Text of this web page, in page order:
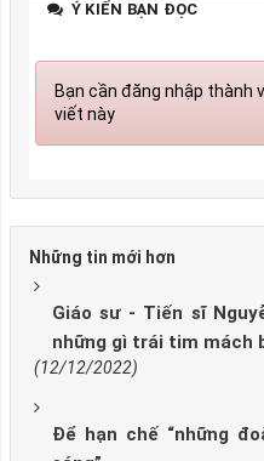
Ý KIẾN BẠN ĐỌC
Bạn cần đăng nhập thành
viết này
Những tin mới hơn
Giáo sư - Tiến sĩ
những gì trái tim mách
(12/12/2022)
Để hạn chế “những